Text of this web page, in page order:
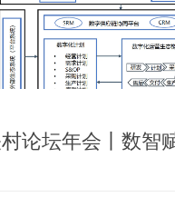
论坛年会丨数智